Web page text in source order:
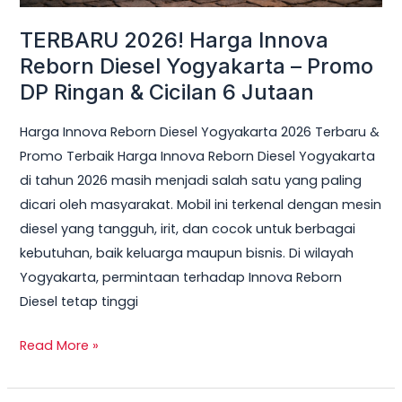
TERBARU 2026! Harga Innova
Reborn Diesel Yogyakarta – Promo
DP Ringan & Cicilan 6 Jutaan
Harga Innova Reborn Diesel Yogyakarta 2026 Terbaru &
Promo Terbaik Harga Innova Reborn Diesel Yogyakarta
di tahun 2026 masih menjadi salah satu yang paling
dicari oleh masyarakat. Mobil ini terkenal dengan mesin
diesel yang tangguh, irit, dan cocok untuk berbagai
kebutuhan, baik keluarga maupun bisnis. Di wilayah
Yogyakarta, permintaan terhadap Innova Reborn
Diesel tetap tinggi
&
Cicilan
6
Read More »